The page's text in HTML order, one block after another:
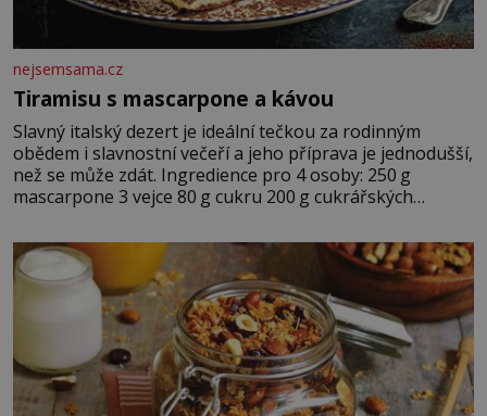
nejsemsama.cz
Tiramisu s mascarpone a kávou
Slavný italský dezert je ideální tečkou za rodinným
obědem i slavnostní večeří a jeho příprava je jednodušší,
než se může zdát. Ingredience pro 4 osoby: 250 g
mascarpone 3 vejce 80 g cukru 200 g cukrářských
posypání Postup: Oddělte žloutky od bílků. Žloutky
vyšlehejte s cukrem do světlé pěny a postupně do nich
vmíchejte mascarpone, aby vznikl hladký